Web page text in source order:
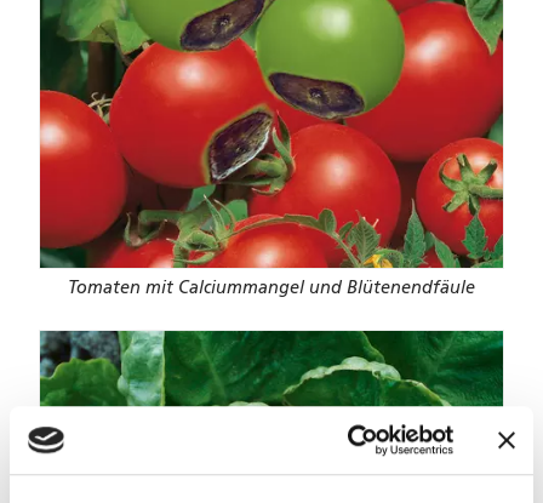
Tomaten mit Calciummangel und Blütenendfäule